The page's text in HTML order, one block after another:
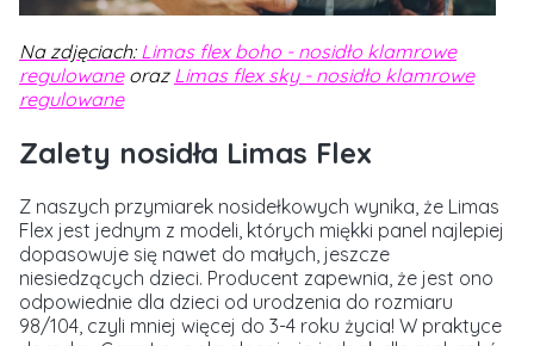
Na zdjęciach: Limas flex boho - nosidło klamrowe
regulowane oraz Limas flex sky - nosidło klamrowe
regulowane
Zalety nosidła Limas Flex
Z naszych przymiarek nosidełkowych wynika, że Limas
Flex jest jednym z modeli, których miękki panel najlepiej
dopasowuje się nawet do małych, jeszcze
niesiedzących dzieci. Producent zapewnia, że jest ono
odpowiednie dla dzieci od urodzenia do rozmiaru
98/104, czyli mniej więcej do 3-4 roku życia! W praktyce